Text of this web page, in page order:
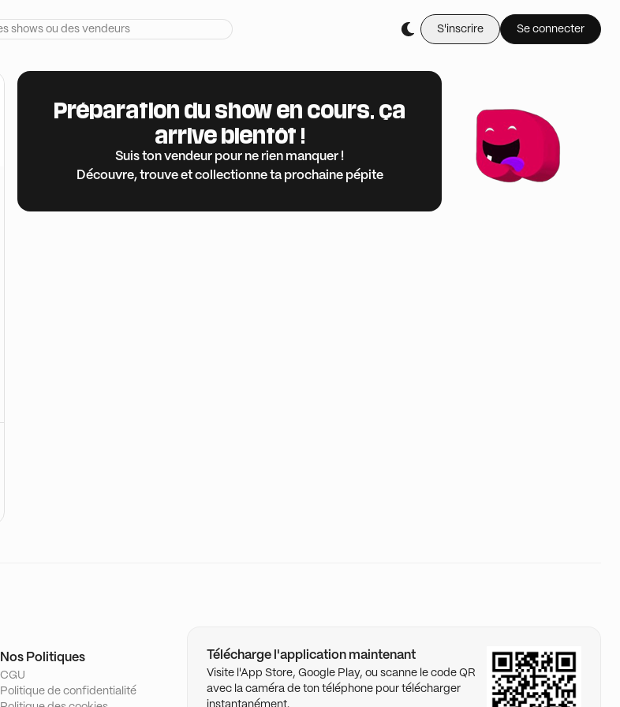
S'inscrire Se connecter
Préparation du show en cours, ça
arrive bientôt !
Suis ton vendeur pour ne rien manquer !
Découvre, trouve et collectionne ta prochaine pépite
Nos Politiques
CGU
Politique de confidentialité
Télécharge l'application maintenant
Visite l'App Store, Google Play, ou scanne le code QR
avec la caméra de ton téléphone pour télécharger
instantanément.